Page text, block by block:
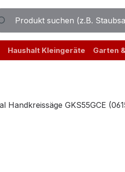
Haushalt Kleingeräte Garten